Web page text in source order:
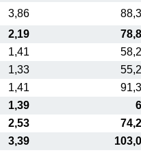
3,86
2,19
1,41
1,33
1,41
1,39
2,53
3,39